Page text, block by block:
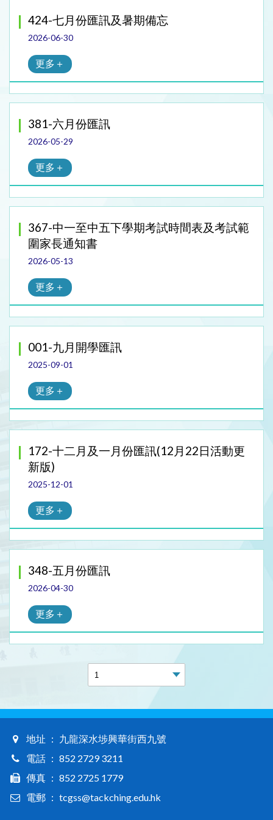
424-七月份匯訊及暑期備忘
2026-06-30
更多＋
381-六月份匯訊
2026-05-29
更多＋
367-中一至中五下學期考試時間表及考試範
圍家長通知書
2026-05-13
更多＋
001-九月開學匯訊
2025-09-01
更多＋
172-十二月及一月份匯訊(12月22日活動更
新版)
2025-12-01
更多＋
348-五月份匯訊
2026-04-30
更多＋
地址 ： 九龍深水埗興華街西九號
電話 ： 852 2729 3211
傳真 ： 852 2725 1779
電郵 ： tcgss@tackching.edu.hk